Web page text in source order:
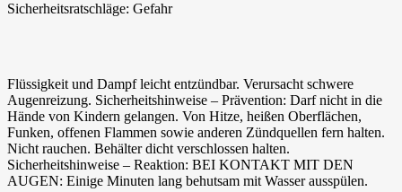
Sicherheitsratschläge: Gefahr
Flüssigkeit und Dampf leicht entzündbar. Verursacht schwere
Augenreizung. Sicherheitshinweise – Prävention: Darf nicht in die
Hände von Kindern gelangen. Von Hitze, heißen Oberflächen,
Funken, offenen Flammen sowie anderen Zündquellen fern halten.
Nicht rauchen. Behälter dicht verschlossen halten.
Sicherheitshinweise – Reaktion: BEI KONTAKT MIT DEN
AUGEN: Einige Minuten lang behutsam mit Wasser ausspülen.